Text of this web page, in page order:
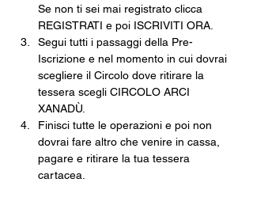
Se non ti sei mai registrato clicca
REGISTRATI e poi ISCRIVITI ORA.
Segui tutti i passaggi della Pre-
Iscrizione e nel momento in cui dovrai
scegliere il Circolo dove ritirare la
tessera scegli CIRCOLO ARCI
XANADÙ.
Finisci tutte le operazioni e poi non
dovrai fare altro che venire in cassa,
pagare e ritirare la tua tessera
cartacea.